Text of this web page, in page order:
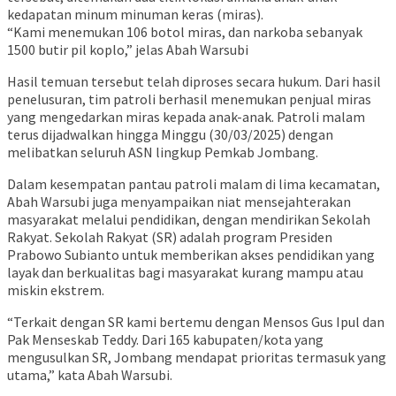
kedapatan minum minuman keras (miras).
“Kami menemukan 106 botol miras, dan narkoba sebanyak
1500 butir pil koplo,” jelas Abah Warsubi
Hasil temuan tersebut telah diproses secara hukum. Dari hasil
penelusuran, tim patroli berhasil menemukan penjual miras
yang mengedarkan miras kepada anak-anak. Patroli malam
terus dijadwalkan hingga Minggu (30/03/2025) dengan
melibatkan seluruh ASN lingkup Pemkab Jombang.
Dalam kesempatan pantau patroli malam di lima kecamatan,
Abah Warsubi juga menyampaikan niat mensejahterakan
masyarakat melalui pendidikan, dengan mendirikan Sekolah
Rakyat. Sekolah Rakyat (SR) adalah program Presiden
Prabowo Subianto untuk memberikan akses pendidikan yang
layak dan berkualitas bagi masyarakat kurang mampu atau
miskin ekstrem.
“Terkait dengan SR kami bertemu dengan Mensos Gus Ipul dan
Pak Menseskab Teddy. Dari 165 kabupaten/kota yang
mengusulkan SR, Jombang mendapat prioritas termasuk yang
utama,” kata Abah Warsubi.